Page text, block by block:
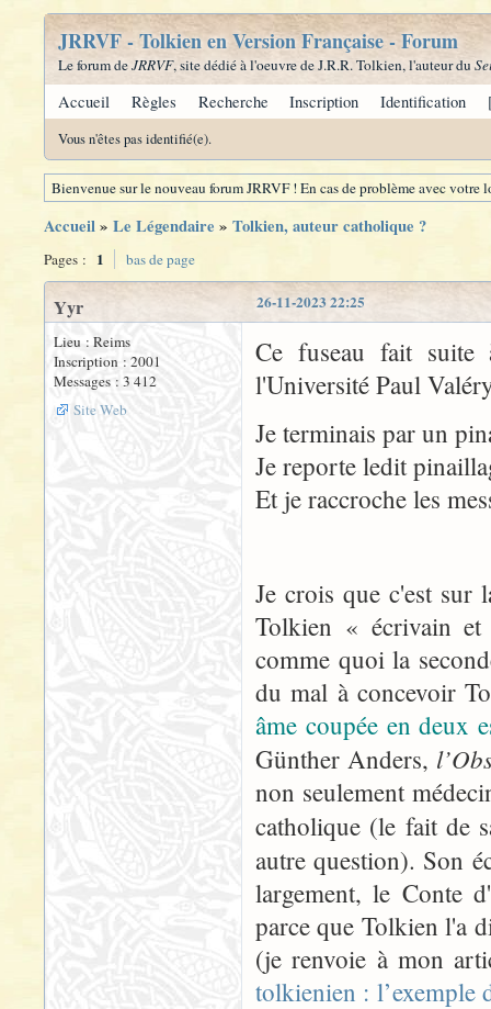
JRRVF - Tolkien en Version Française - Forum
Le forum deJRRVF, site dédié à l'oeuvre de J.R.R. Tolkien, l'auteur du
Accueil Règles Recherche Inscription Identification
Vous n'êtes pas identifié(e).
Bienvenue sur le nouveau forum JRRVF ! En cas de problème avec
Accueil» Le Légendaire » Tolkien, auteur catholique ?
Pages : 1 bas de page
26-11-2023 22:25
Yyr
Lieu : Reims
Inscription : 2001
Messages : 3 412
Site Web
Ce fuseau fait
l'Université Paul
Je terminais par un
Je reporte ledit
Et je raccroche les
Je crois que c'est sur
Tolkien « écrivain
comme quoi la
du mal à concevoir
âme coupée en deux
Günther Anders,
non seulement
catholique (le fait de
autre question). Son
largement, le Conte
parce que Tolkien l'a
(je renvoie à mon
tolkienien : l’exemple